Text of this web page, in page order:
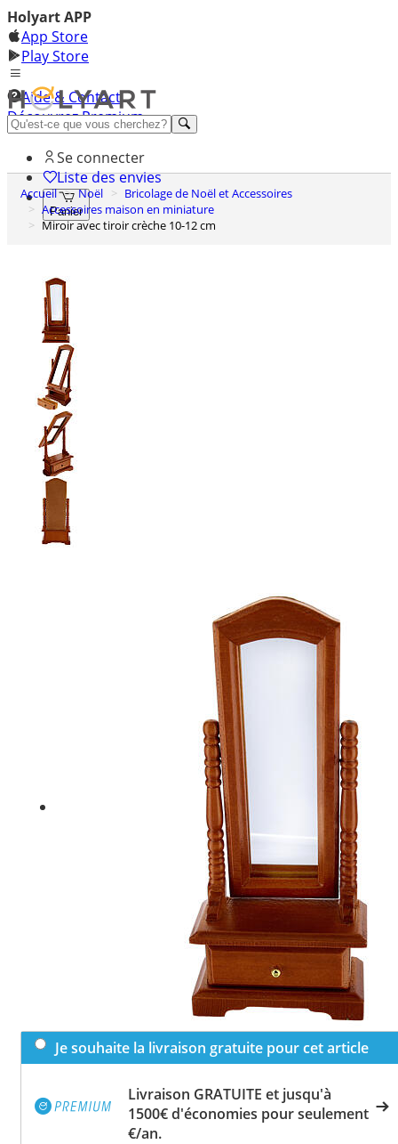
Holyart APP
App Store
Play Store
Aide & Contact
Découvrez Premium
Se connecter
Liste des envies
Panier
Accueil Noël
Bricolage de Noël et Accessoires
Accessoires maison en miniature
Miroir avec tiroir crèche 10-12 cm
Je souhaite la livraison gratuite pour cet article
Livraison GRATUITE et jusqu'à
1500€ d'économies pour seulement
€/an.